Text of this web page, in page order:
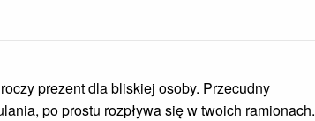
prezent dla bliskiej osoby. Przecudny
po prostu rozpływa się w twoich ramionach.